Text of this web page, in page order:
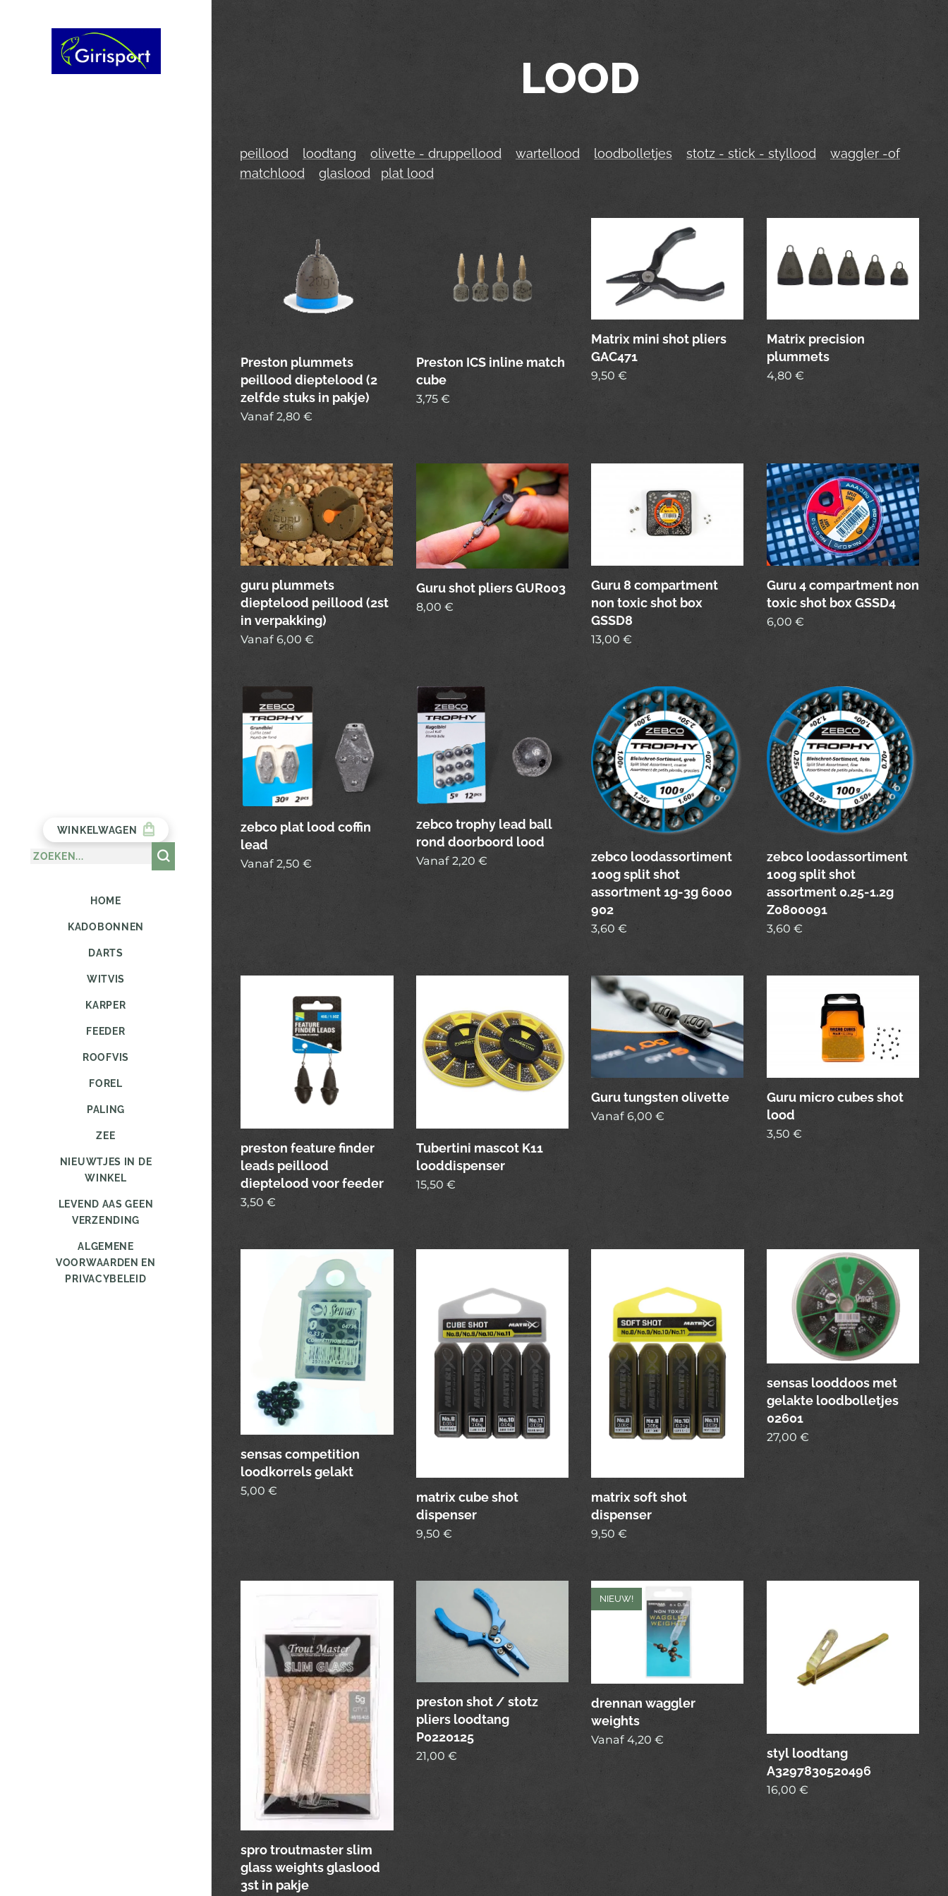
WINKELWAGEN
HOME
KADOBONNEN
DARTS
WITVIS
KARPER
FEEDER
ROOFVIS
FOREL
PALING
ZEE
NIEUWTJES IN DE
WINKEL
LEVEND AAS GEEN
VERZENDING
ALGEMENE
VOORWAARDEN EN
PRIVACYBELEID
LOOD
peillood loodtang olivette - druppellood wartellood loodbolletjes stotz - stick - styllood
waggler -of
matchlood
glaslood plat lood
Preston plummets
peillood dieptelood (2
zelfde stuks in pakje)
Vanaf 2,80 €
Preston ICS inline match
cube
3,75€
Matrix mini shot pliers
GAC471
9,50 €
Matrix precision
plummets
4,80 €
guru plummets
dieptelood peillood (2st
in verpakking)
Vanaf 6,00 €
Guru shot pliers GUR003
8,00 €
Guru 8 compartment
non toxic shot box
GSSD8
13,00 €
Guru 4 compartment non
toxic shot box GSSD4
6,00 €
zebco plat lood coffin
lead
Vanaf 2,50 €
zebco trophy lead ball
rond doorboord lood
Vanaf 2,20 €
zebco loodassortiment
100g split shot
assortment 1g-3g 6000
902
3,60 €
zebco loodassortiment
100g split shot
assortment 0.25-1.2g
Z0800091
3,60 €
preston feature finder
leads peillood
dieptelood voor feeder
3,50 €
Tubertini mascot K11
looddispenser
15,50 €
Guru tungsten olivette
Vanaf 6,00 €
Guru micro cubes shot
lood
3,50 €
sensas competition
loodkorrels gelakt
5,00 €
matrix cube shot
dispenser
9,50 €
matrix soft shot
dispenser
9,50 €
sensas looddoos met
gelakte loodbolletjes
02601
27,00 €
spro troutmaster slim
glass weights glaslood
3st in pakje
preston shot / stotz
pliers loodtang
P0220125
21,00 €
drennan waggler
weights
NIEUW!
Vanaf 4,20 €
styl loodtang
A3297830520496
16,00 €